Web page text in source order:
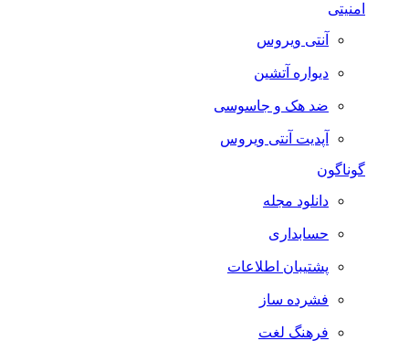
امنیتی
آنتی ویروس
دیواره آتشین
ضد هک و جاسوسی
آپدیت آنتی ویروس
گوناگون
دانلود مجله
حسابداری
پشتیبان اطلاعات
فشرده ساز
فرهنگ لغت